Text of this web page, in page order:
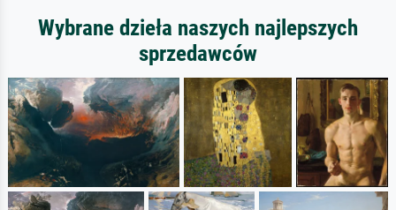
Wybrane dzieła naszych najlepszych
sprzedawców